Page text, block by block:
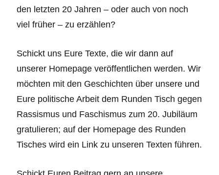
den letzten 20 Jahren – oder auch von noch
viel früher – zu erzählen?
Schickt uns Eure Texte, die wir dann auf
unserer Homepage veröffentlichen werden. Wir
möchten mit den Geschichten über unsere und
Eure politische Arbeit dem Runden Tisch gegen
Rassismus und Faschismus zum 20. Jubiläum
gratulieren; auf der Homepage des Runden
Tisches wird ein Link zu unseren Texten führen.